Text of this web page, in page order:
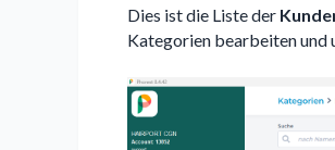
Dies ist die Liste der
Kategorien bearbeiten und